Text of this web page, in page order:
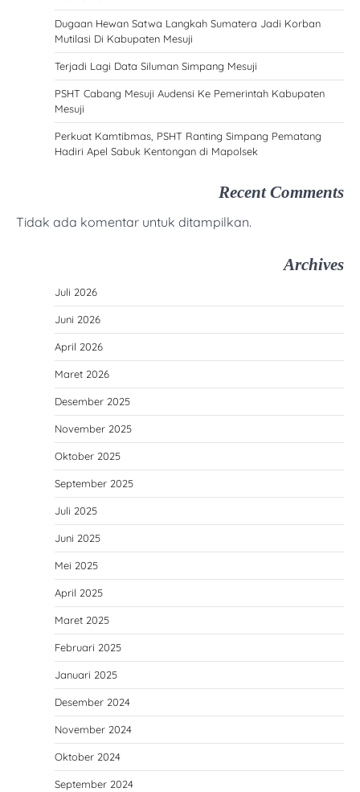
Dugaan Hewan Satwa Langkah Sumatera Jadi Korban
Mutilasi Di Kabupaten Mesuji
Terjadi Lagi Data Siluman Simpang Mesuji
PSHT Cabang Mesuji Audensi Ke Pemerintah Kabupaten
Mesuji
Perkuat Kamtibmas, PSHT Ranting Simpang Pematang
Hadiri Apel Sabuk Kentongan di Mapolsek
Recent Comments
Tidak ada komentar untuk ditampilkan.
Archives
Juli 2026
Juni 2026
April 2026
Maret 2026
Desember 2025
November 2025
Oktober 2025
September 2025
Juli 2025
Juni 2025
Mei 2025
April 2025
Maret 2025
Februari 2025
Januari 2025
Desember 2024
November 2024
Oktober 2024
September 2024